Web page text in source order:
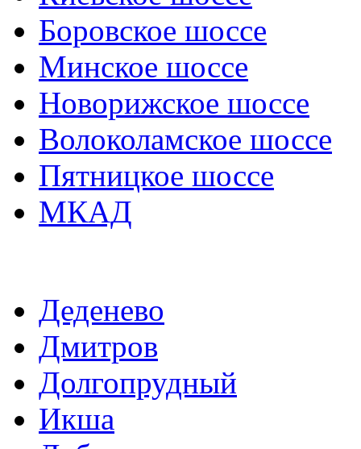
Боровское шоссе
Минское шоссе
Новорижское шоссе
Волоколамское шоссе
Пятницкое шоссе
МКАД
Деденево
Дмитров
Долгопрудный
Икша